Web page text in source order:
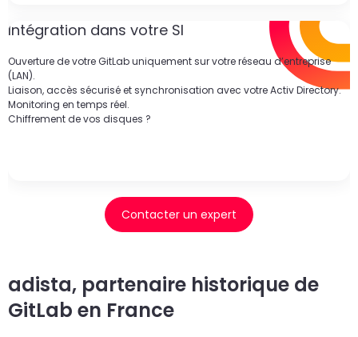
Intégration dans votre SI
Ouverture de votre GitLab uniquement sur votre réseau d’entreprise
(LAN).
Liaison, accès sécurisé et synchronisation avec votre Activ Directory.
Monitoring en temps réel.
Chiffrement de vos disques ?
Contacter un expert
adista, partenaire historique de
GitLab en France